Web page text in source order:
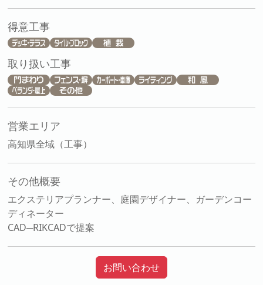
得意工事
取り扱い工事
営業エリア
高知県全域（工事）
その他概要
エクステリアプランナー、庭園デザイナー、ガーデンコー
ディネーター
CAD─RIKCADで提案
お問い合わせ